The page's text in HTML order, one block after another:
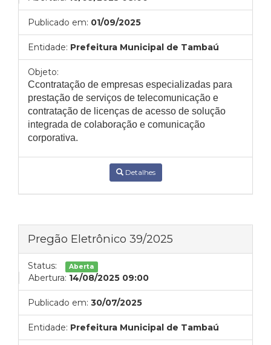
Publicado em: 01/09/2025
Entidade: Prefeitura Municipal de Tambaú
Objeto:
Ccontratação de empresas especializadas para
prestação de serviços de telecomunicação e
contratação de licenças de acesso de solução
integrada de colaboração e comunicação
corporativa.
Detalhes
Pregão Eletrônico 39/2025
Status: Aberta
Abertura: 14/08/2025 09:00
Publicado em: 30/07/2025
Entidade: Prefeitura Municipal de Tambaú